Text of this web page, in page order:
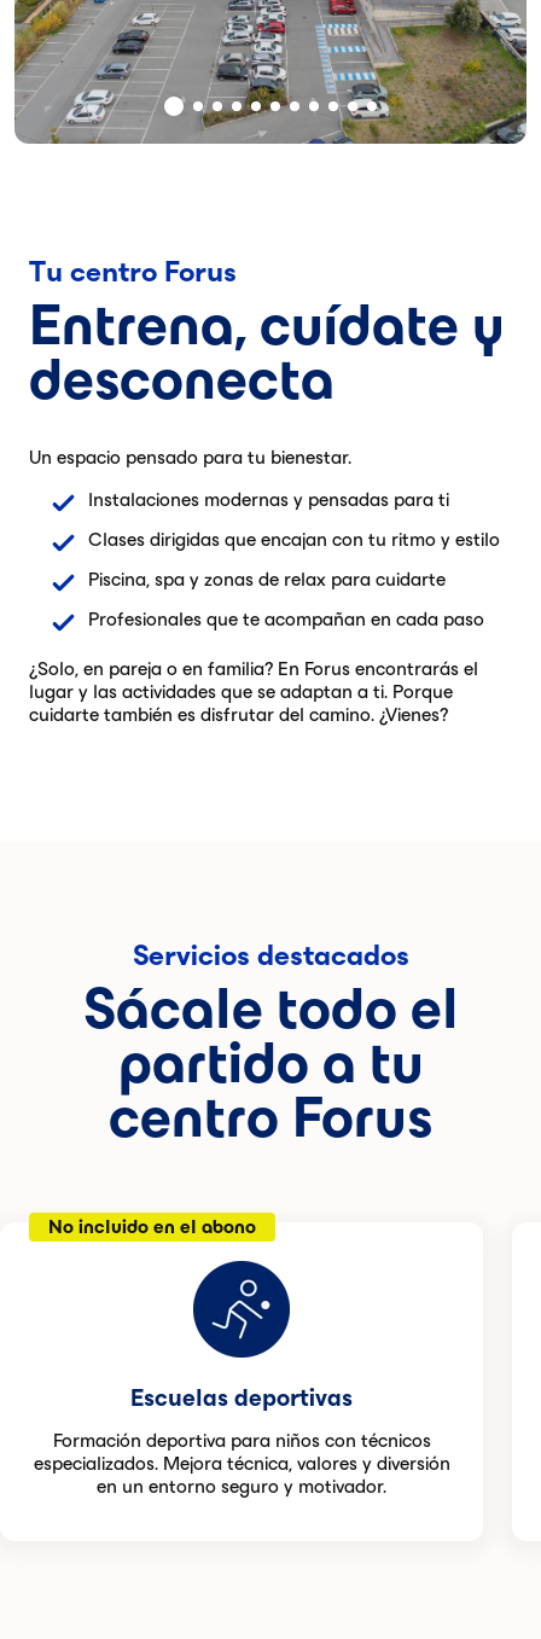
Tu centro Forus
Entrena, cuídate y
desconecta
Un espacio pensado para tu bienestar.
Instalaciones modernas y pensadas para ti
Clases dirigidas que encajan con tu ritmo y estilo
Piscina, spa y zonas de relax para cuidarte
Profesionales que te acompañan en cada paso
¿Solo, en pareja o en familia? En Forus encontrarás el
lugar y las actividades que se adaptan a ti. Porque
cuidarte también es disfrutar del camino. ¿Vienes?
Servicios destacados
Sácale todo el
partido a tu
centro Forus
No incluido en el abono
Escuelas deportivas
Formación deportiva para niños con técnicos
especializados. Mejora técnica, valores y diversión
en un entorno seguro y motivador.